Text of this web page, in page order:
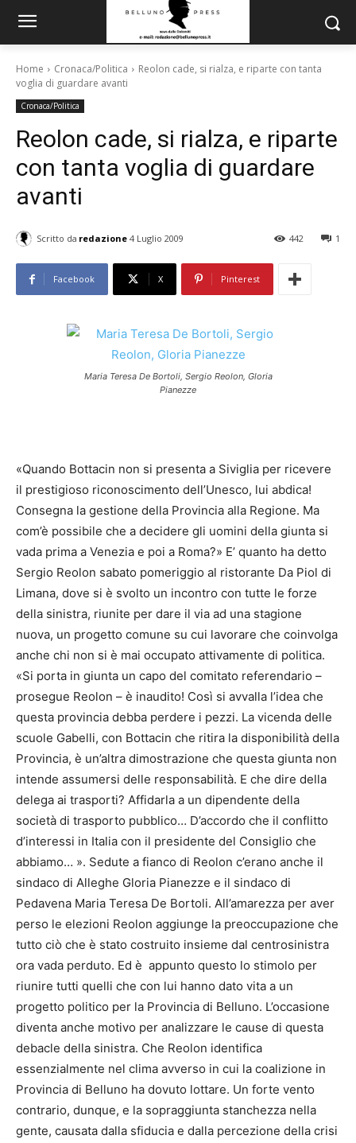
Home Cronaca/Politica
Reolon cade, si rialza, e riparte con tanta
voglia di guardare avanti
Cronaca/Politica
Reolon cade, si rialza, e riparte
con tanta voglia di guardare
avanti
Scritto da redazione 4 Luglio 2009 1
442
Facebook X Pinterest
Maria Teresa De Bortoli, Sergio Reolon, Gloria
Pianezze
«Quando Bottacin non si presenta a Siviglia per ricevere
il prestigioso riconoscimento dell’Unesco, lui abdica!
Consegna la gestione della Provincia alla Regione. Ma
com’è possibile che a decidere gli uomini della giunta si
vada prima a Venezia e poi a Roma?» E’ quanto ha detto
Sergio Reolon sabato pomeriggio al ristorante Da Piol di
Limana, dove si è svolto un incontro con tutte le forze
della sinistra, riunite per dare il via ad una stagione
nuova, un progetto comune su cui lavorare che coinvolga
anche chi non si è mai occupato attivamente di politica.
«Si porta in giunta un capo del comitato referendario –
prosegue Reolon – è inaudito! Così si avvalla l’idea che
questa provincia debba perdere i pezzi. La vicenda delle
scuole Gabelli, con Bottacin che ritira la disponibilità della
Provincia, è un’altra dimostrazione che questa giunta non
intende assumersi delle responsabilità. E che dire della
delega ai trasporti? Affidarla a un dipendente della
società di trasporto pubblico… D’accordo che il conflitto
d’interessi in Italia con il presidente del Consiglio che
abbiamo… ». Sedute a fianco di Reolon c’erano anche il
sindaco di Alleghe Gloria Pianezze e il sindaco di
Pedavena Maria Teresa De Bortoli. All’amarezza per aver
perso le elezioni Reolon aggiunge la preoccupazione che
tutto ciò che è stato costruito insieme dal centrosinistra
ora vada perduto. Ed è appunto questo lo stimolo per
riunire tutti quelli che con lui hanno dato vita a un
progetto politico per la Provincia di Belluno. L’occasione
diventa anche motivo per analizzare le cause di questa
debacle della sinistra. Che Reolon identifica
essenzialmente nel clima avverso in cui la coalizione in
Provincia di Belluno ha dovuto lottare. Un forte vento
contrario, dunque, e la sopraggiunta stanchezza nella
gente, causata dalla sfiducia e dalla percezione della crisi